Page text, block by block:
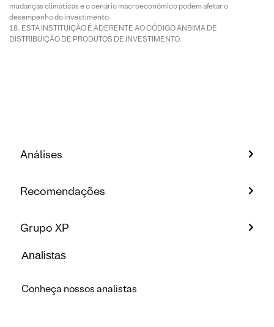
mudanças climáticas e o cenário macroeconômico podem afetar o
desempenho do investimento.
ESTA INSTITUIÇÃO É ADERENTE AO CÓDIGO ANBIMA DE
DISTRIBUIÇÃO DE PRODUTOS DE INVESTIMENTO.
Análises
Recomendações
Grupo XP
Analistas
Conheça nossos analistas